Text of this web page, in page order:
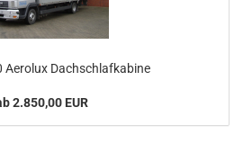
Aerolux Dachschlafkabine
2.850,00 EUR